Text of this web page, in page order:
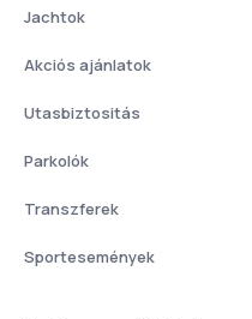
Jachtok
Akciós ajánlatok
Utasbiztositás
Parkolók
Transzferek
Sportesemények